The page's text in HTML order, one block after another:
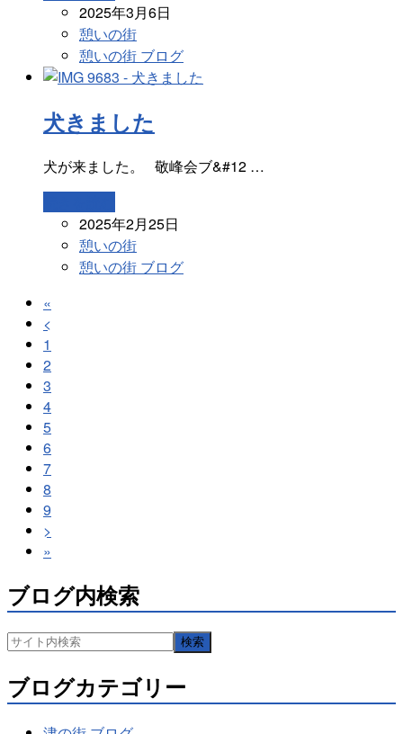
2025年3月6日
憩いの街
憩いの街 ブログ
犬きました
犬が来ました。 敬峰会ブ&#12 …
2025年2月25日
憩いの街
憩いの街 ブログ
«
<
1
2
3
4
5
6
7
8
9
>
»
ブログ内検索
ブログカテゴリー